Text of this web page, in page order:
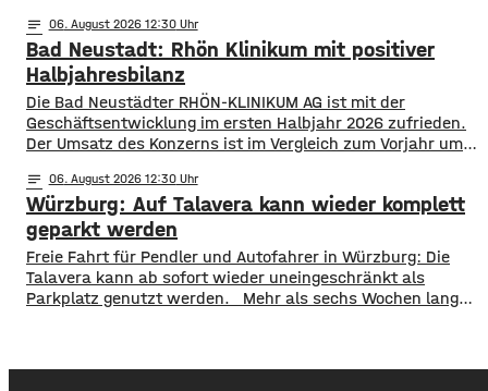
seinem Moped zwischen Retzstadt und Güntersleben
unterwegs. Etwa 800 Meter nach dem Ortsausgang von
Retzstadt trat plötzlich das Reh auf die Fahrbahn. ​Der 17-
Jährige erfasste das Tier und stürzte. Er kam mit leichten
Verletzungen
notes 06. August 2026 12:30
Bad Neustadt: Rhön Klinikum mit positiver
Halbjahresbilanz
Die Bad Neustädter RHÖN-KLINIKUM AG ist mit der
Geschäftsentwicklung im ersten Halbjahr 2026 zufrieden.
Der Umsatz des Konzerns ist im Vergleich zum Vorjahr um
Von Januar bis Juni wurden fast 514.000 Patientinnen und
Patienten ambulant und stationär behandelt, 9 % mehr als
im Vorjahr. Für das
notes 06. August 2026 12:30
Würzburg: Auf Talavera kann wieder komplett
geparkt werden
​​Freie Fahrt für Pendler und Autofahrer in Würzburg: Die
Talavera kann ab sofort wieder uneingeschränkt als
Parkplatz genutzt werden. ​Mehr als sechs Wochen lang